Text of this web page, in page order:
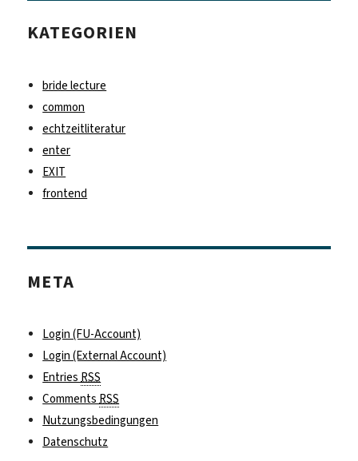
KATEGORIEN
bride lecture
common
echtzeitliteratur
enter
EXIT
frontend
META
Login (FU-Account)
Login (External Account)
EntriesRSS
CommentsRSS
Nutzungsbedingungen
Datenschutz